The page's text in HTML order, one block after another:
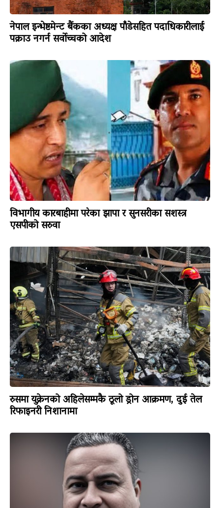
नेपाल इन्भेष्टमेन्ट बैंकका अध्यक्ष पाँडेसहित पदाधिकारीलाई
पक्राउ नगर्न सर्वोच्चको आदेश
विभागीय कारबाहीमा परेका झापा र सुनसरीका सशस्त्र
एसपीको सरुवा
रुसमा युक्रेनको अहिलेसम्मकै ठूलो ड्रोन आक्रमण, दुई तेल
रिफाइनरी निशानामा